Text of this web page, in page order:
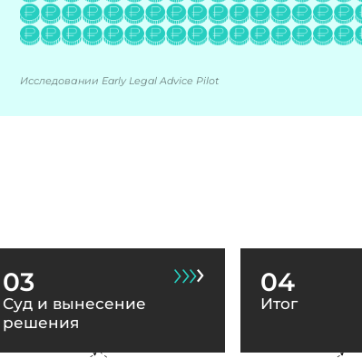
Исследовании Early Legal Advice Pilot
03
Суд и вынесение
решения
04
Итог